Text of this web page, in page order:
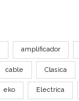
amplificador
cable Clasica
eko Electrica